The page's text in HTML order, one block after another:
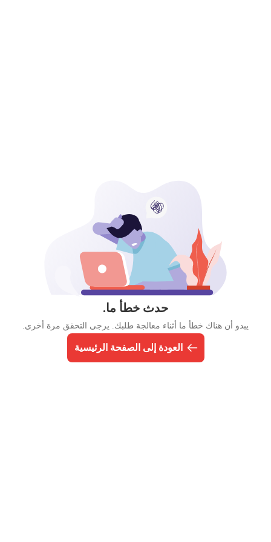
حدث خطأ ما.
يبدو أن هناك خطأ ما أثناء معالجة طلبك. يرجى التحقق مرة أخرى.
العودة إلى الصفحة الرئيسية